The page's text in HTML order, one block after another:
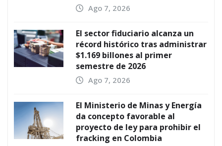
Ago 7, 2026
El sector fiduciario alcanza un
récord histórico tras administrar
$1.169 billones al primer
semestre de 2026
Ago 7, 2026
El Ministerio de Minas y Energía
da concepto favorable al
proyecto de ley para prohibir el
fracking en Colombia